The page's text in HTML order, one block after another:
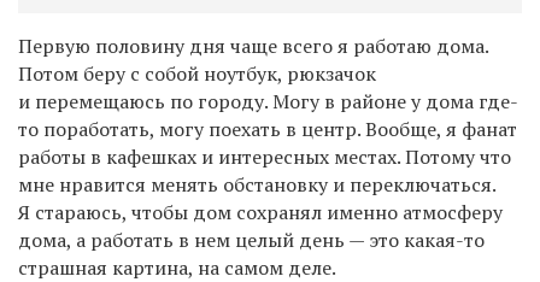
Первую половину дня чаще всего я работаю дома.
Потом беру с собой ноутбук, рюкзачок
и перемещаюсь по городу. Могу в районе у дома где-
то поработать, могу поехать в центр. Вообще, я фанат
работы в кафешках и интересных местах. Потому что
мне нравится менять обстановку и переключаться.
Я стараюсь, чтобы дом сохранял именно атмосферу
дома, а работать в нем целый день — это какая-то
страшная картина, на самом деле.